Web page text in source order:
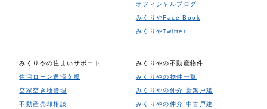
オフィシャルブログ
みくりやFace Book
みくりやTwitter
みくりやの住まいサポート
住宅ローン返済支援
空家空き地管理
不動産売却相談
みくりやの不動産物件
みくりやの物件一覧
みくりやの仲介 新築戸建
みくりやの仲介 中古戸建